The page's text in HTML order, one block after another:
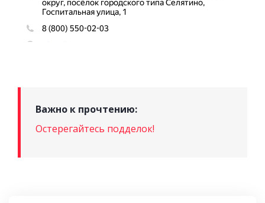
Важно к прочтению:
Остерегайтесь подделок!